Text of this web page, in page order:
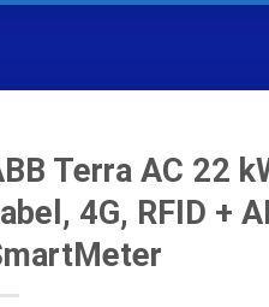
Terra AC 22
4G, RFID +